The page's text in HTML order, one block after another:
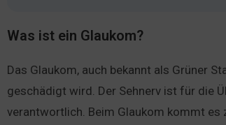
Was ist ein Glaukom?
Das Glaukom, auch bekannt als Grüner
geschädigt wird. Der Sehnerv ist für die
verantwortlich. Beim Glaukom kommt es